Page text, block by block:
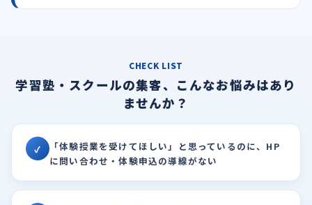
CHECK LIST
学習塾・スクールの集客、こんなお悩みはあり
ませんか？
✓
「体験授業を受けてほしい」と思っているのに、HP
に問い合わせ・体験申込の導線がない